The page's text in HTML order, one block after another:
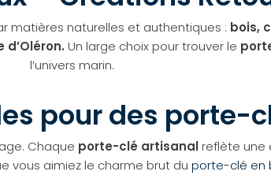
matières naturelles et authentiques : bois,
d’Oléron. Un large choix pour trouver le
l’univers marin.
pour des porte-
Chaque porte-clé artisanalreflète une
vous aimiez le charme brut du porte-clé en